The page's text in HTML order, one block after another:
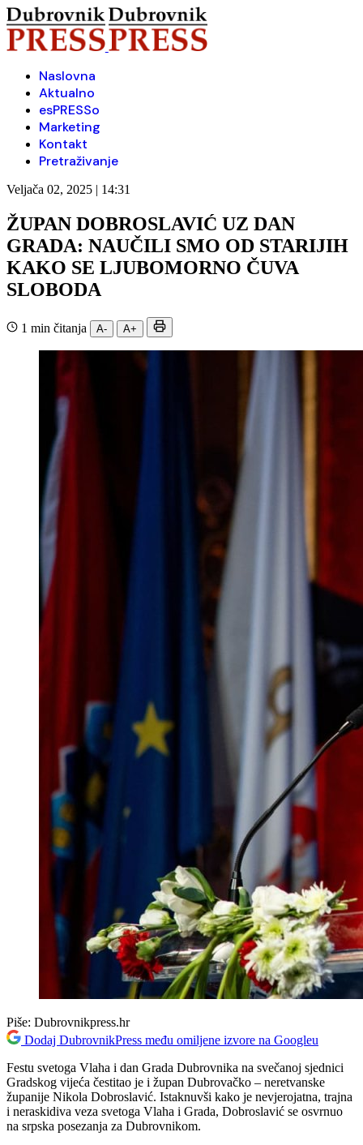
Naslovna
Aktualno
esPRESSo
Marketing
Kontakt
Pretraživanje
Veljača 02, 2025 | 14:31
ŽUPAN DOBROSLAVIĆ UZ DAN
GRADA: NAUČILI SMO OD STARIJIH
KAKO SE LJUBOMORNO ČUVA
SLOBODA
1 min čitanja A- A+
Piše: Dubrovnikpress.hr
Dodaj DubrovnikPress među omiljene izvore na Googleu
Festu svetoga Vlaha i dan Grada Dubrovnika na svečanoj sjednici
Gradskog vijeća čestitao je i župan Dubrovačko – neretvanske
županije Nikola Dobroslavić. Istaknuvši kako je nevjerojatna, trajna
i neraskidiva veza svetoga Vlaha i Grada, Dobroslavić se osvrnuo
na srpska posezanja za Dubrovnikom.